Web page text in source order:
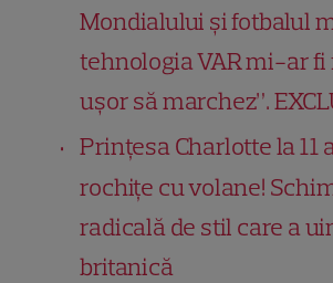
Mondialului și fotbalul
tehnologia VAR mi-ar
ușor să marchez”.
Prințesa Charlotte la 11
rochițe cu volane!
radicală de stil care a
britanică